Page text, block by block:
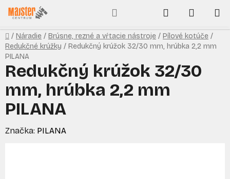
Prejsť
na
obsah
Hľadať
KOŠÍK
Domov
/ Náradie / Brúsne, rezné a vŕtacie nástroje / Pílové kotúče /
Redukčné krúžky / Redukčný krúžok 32/30 mm, hrúbka 2,2 mm
PILANA
Redukčný krúžok 32/30
mm, hrúbka 2,2 mm
PILANA
Značka: PILANA